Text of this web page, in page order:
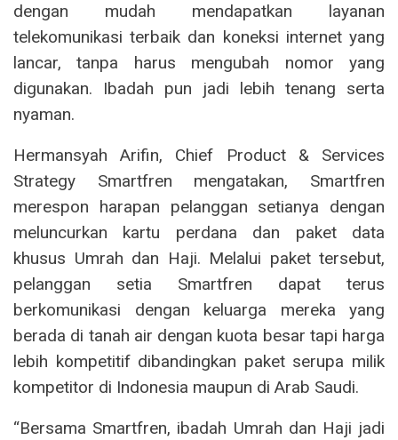
dengan mudah mendapatkan layanan
telekomunikasi terbaik dan koneksi internet yang
lancar, tanpa harus mengubah nomor yang
digunakan. Ibadah pun jadi lebih tenang serta
nyaman.
Hermansyah Arifin, Chief Product & Services
Strategy Smartfren mengatakan, Smartfren
merespon harapan pelanggan setianya dengan
meluncurkan kartu perdana dan paket data
khusus Umrah dan Haji. Melalui paket tersebut,
pelanggan setia Smartfren dapat terus
berkomunikasi dengan keluarga mereka yang
berada di tanah air dengan kuota besar tapi harga
lebih kompetitif dibandingkan paket serupa milik
kompetitor di Indonesia maupun di Arab Saudi.
“Bersama Smartfren, ibadah Umrah dan Haji jadi